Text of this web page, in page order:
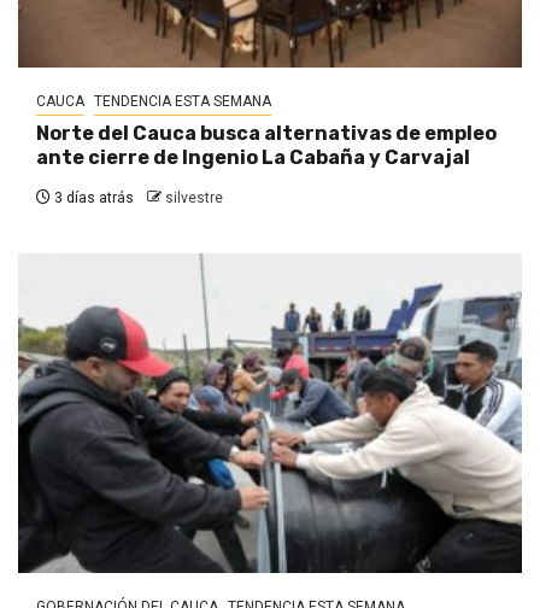
CAUCA TENDENCIA ESTA SEMANA
Norte del Cauca busca alternativas de empleo
ante cierre de Ingenio La Cabaña y Carvajal
3 días atrás silvestre